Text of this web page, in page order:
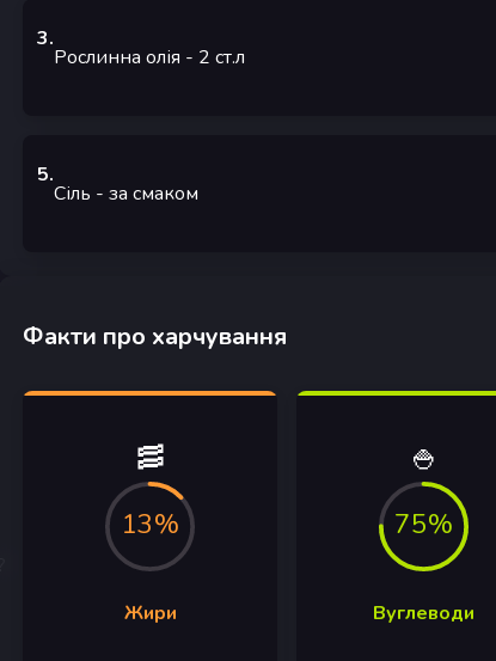
3.
Рослинна олія - 2 ст.л
5.
Сіль - за смаком
Факти про харчування
🥓
13%
Жири
🍚
75%
Вуглеводи